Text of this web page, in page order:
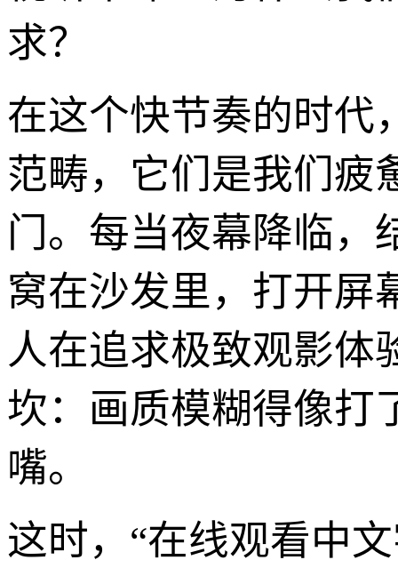
求？
在这个快节奏的时代
范畴，它们是我们疲
门。每当夜幕降临，
窝在沙发里，打开屏
人在追求极致观影体
坎：画质模糊得像打
嘴。
这时，“在线观看中